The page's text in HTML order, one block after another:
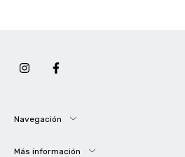
Navegación
Más información